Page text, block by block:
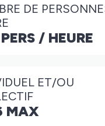
DE
/ HEURE
ET/OU
MAX